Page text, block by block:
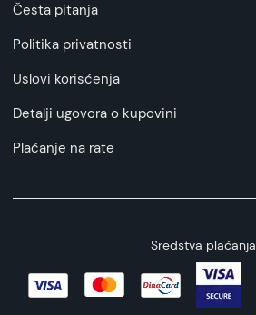
Česta pitanja
Politika privatnosti
Uslovi korisćenja
Detalji ugovora o kupovini
Plaćanje na rate
Sredstva plaćanja